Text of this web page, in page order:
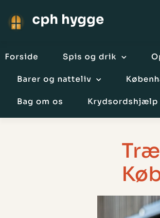
cph hygge
Forside Spis og drik
Barer og natteliv
Bag om os Krydsordshjælp